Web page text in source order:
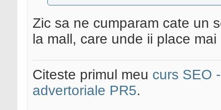
Zic sa ne cumparam cate un
la mall, care unde ii place
Citeste primul meu curs SEO
advertoriale PR5.